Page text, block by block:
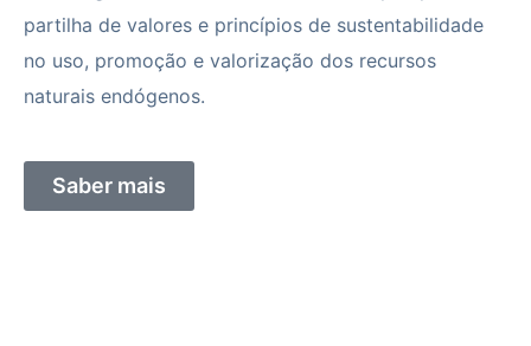
partilha de valores e princípios de sustentabilidade
no uso, promoção e valorização dos recursos
naturais endógenos.
Saber mais